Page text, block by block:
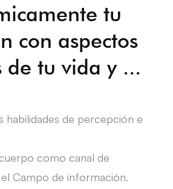
tu
con aspectos
de tu vida y ...
habilidades de percepción e
como canal de
Campo de información.